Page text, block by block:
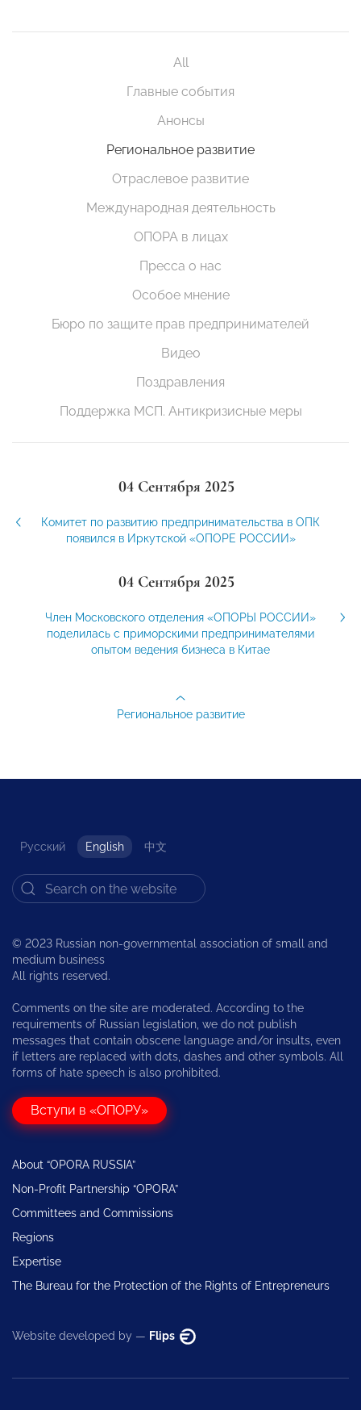
All
Главные события
Анонсы
Региональное развитие
Отраслевое развитие
Международная деятельность
ОПОРА в лицах
Пресса о нас
Особое мнение
Бюро по защите прав предпринимателей
Видео
Поздравления
Поддержка МСП. Антикризисные меры
04 Сентября 2025
Комитет по развитию предпринимательства в ОПК
появился в Иркутской «ОПОРЕ РОССИИ»
04 Сентября 2025
Член Московского отделения «ОПОРЫ РОССИИ»
поделилась с приморскими предпринимателями
опытом ведения бизнеса в Китае
Региональное развитие
Русский English 中文
© 2023 Russian non-governmental association of small and
medium business
All rights reserved.
Comments on the site are moderated. According to the
requirements of Russian legislation, we do not publish
messages that contain obscene language and/or insults, even
if letters are replaced with dots, dashes and other symbols. All
forms of hate speech is also prohibited.
Вступи в «ОПОРУ»
About “OPORA RUSSIA”
Non-Profit Partnership “OPORA”
Committees and Commissions
Regions
Expertise
The Bureau for the Protection of the Rights of Entrepreneurs
Website developed by — Flips